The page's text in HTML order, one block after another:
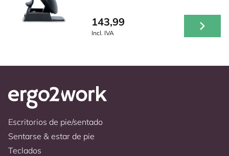
143,99
Incl. IVA
Escritorios de pie/sentado
Sentarse & estar de pie
Teclados